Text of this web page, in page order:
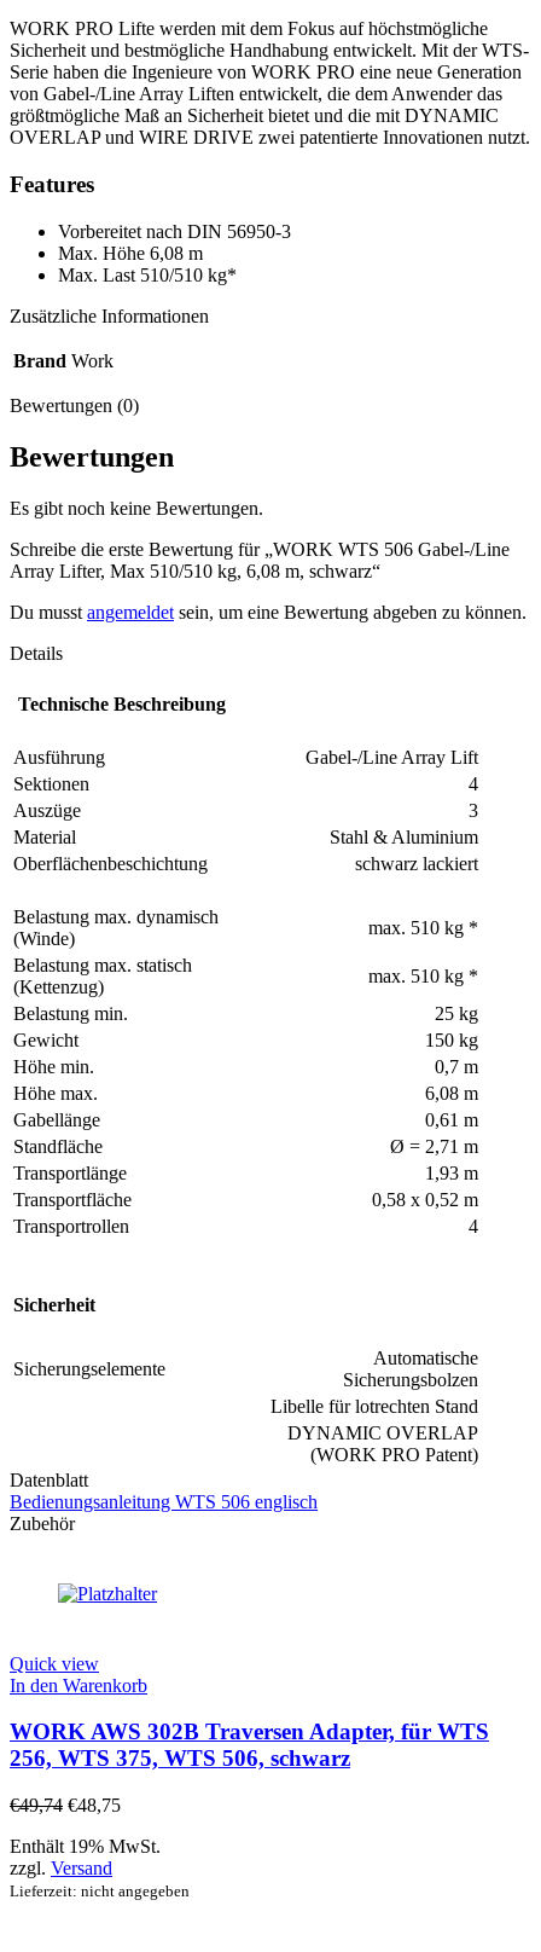
WORK PRO Lifte werden mit dem Fokus auf höchstmögliche
Sicherheit und bestmögliche Handhabung entwickelt. Mit der WTS-
Serie haben die Ingenieure von WORK PRO eine neue Generation
von Gabel-/Line Array Liften entwickelt, die dem Anwender das
größtmögliche Maß an Sicherheit bietet und die mit DYNAMIC
OVERLAP und WIRE DRIVE zwei patentierte Innovationen nutzt.
Features
Vorbereitet nach DIN 56950-3
Max. Höhe 6,08 m
Max. Last 510/510 kg*
Zusätzliche Informationen
Brand Work
Bewertungen (0)
Bewertungen
Es gibt noch keine Bewertungen.
Schreibe die erste Bewertung für „WORK WTS 506 Gabel-/Line
Array Lifter, Max 510/510 kg, 6,08 m, schwarz“
Du musst angemeldet sein, um eine Bewertung abgeben zu können.
Details
Technische Beschreibung
Ausführung
Gabel-/Line Array Lift
Sektionen
4
Auszüge
3
Material
Stahl & Aluminium
Oberflächenbeschichtung
schwarz lackiert
Belastung max. dynamisch
(Winde)
max. 510 kg *
Belastung max. statisch
(Kettenzug)
max. 510 kg *
Belastung min.
25 kg
Gewicht
150 kg
Höhe min.
0,7 m
Höhe max.
6,08 m
Gabellänge
0,61 m
Standfläche
Ø = 2,71 m
Transportlänge
1,93 m
Transportfläche
0,58 x 0,52 m
Transportrollen
4
Sicherheit
Sicherungselemente
Automatische
Sicherungsbolzen
Libelle für lotrechten Stand
DYNAMIC OVERLAP
(WORK PRO Patent)
Datenblatt
Bedienungsanleitung WTS 506 englisch
Zubehör
Quick view
In den Warenkorb
WORK AWS 302B Traversen Adapter, für WTS
256, WTS 375, WTS 506, schwarz
€49,74 €48,75
Enthält 19% MwSt.
zzgl. Versand
Lieferzeit: nicht angegeben